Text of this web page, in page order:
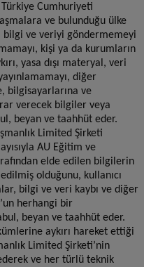
Türkiye Cumhuriyeti
ve bulunduğu ülke
bilgi ve veriyi göndermemeyi
kişi ya da kurumların
yasa dışı materyal, veri
diğer
bilgisayarlarına ve
verecek bilgiler veya
beyan ve taahhüt eder.
Limited Şirketi
AU Eğitim ve
elde edilen bilgilerin
olduğunu, kullanıcı
bilgi ve veri kaybı ve diğer
herhangi bir
beyan ve taahhüt eder.
aykırı hareket ettiği
Limited Şirketi’nin
ve her türlü teknik